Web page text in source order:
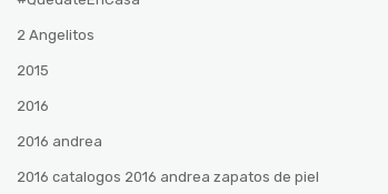
2 Angelitos
2015
2016
2016 andrea
2016 catalogos 2016 andrea zapatos de piel